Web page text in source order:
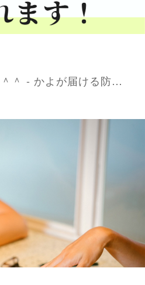
あなたは変われます＾＾ - かよが届ける防災と暮らし 福岡から